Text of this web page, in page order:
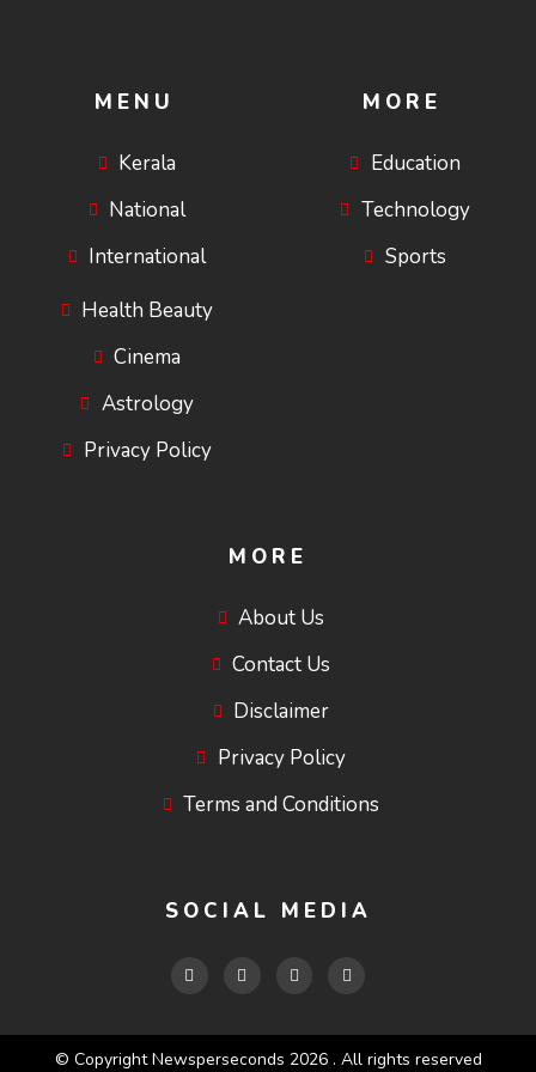
MENU
Kerala
National
International
Health Beauty
Cinema
Astrology
Privacy Policy
MORE
Education
Technology
Sports
MORE
About Us
Contact Us
Disclaimer
Privacy Policy
Terms and Conditions
SOCIAL MEDIA
© Copyright Newsperseconds 2026 . All rights reserved